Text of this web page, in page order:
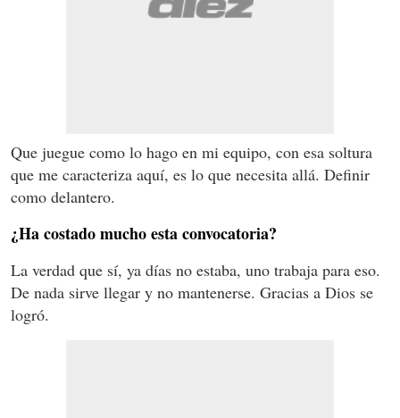
Que juegue como lo hago en mi equipo, con esa soltura
que me caracteriza aquí, es lo que necesita allá. Definir
como delantero.
¿Ha costado mucho esta convocatoria?
La verdad que sí, ya días no estaba, uno trabaja para eso.
De nada sirve llegar y no mantenerse. Gracias a Dios se
logró.